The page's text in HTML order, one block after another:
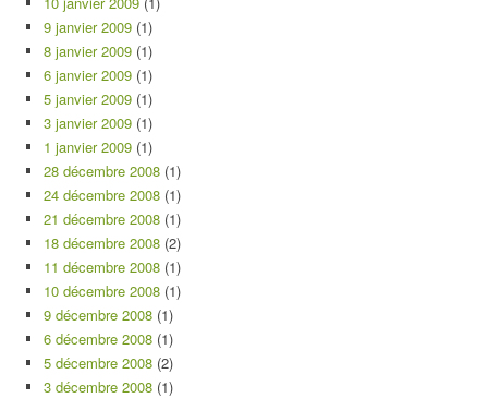
9 janvier 2009 (1)
8 janvier 2009 (1)
6 janvier 2009 (1)
5 janvier 2009 (1)
3 janvier 2009 (1)
1 janvier 2009 (1)
28 décembre 2008 (1)
24 décembre 2008 (1)
21 décembre 2008 (1)
18 décembre 2008 (2)
11 décembre 2008 (1)
10 décembre 2008 (1)
9 décembre 2008 (1)
6 décembre 2008 (1)
5 décembre 2008 (2)
3 décembre 2008 (1)